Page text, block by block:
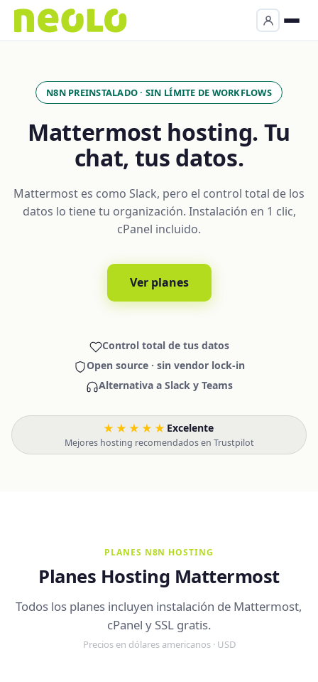
N8N PREINSTALADO · SIN LÍMITE DE WORKFLOWS
Mattermost hosting. Tu
chat, tus datos.
Mattermost es como Slack, pero el control total de los
datos lo tiene tu organización. Instalación en 1 clic,
cPanel incluido.
Ver planes
Control total de tus datos
Open source · sin vendor lock-in
Alternativa a Slack y Teams
★★★★★ Excelente·
Mejores hosting recomendados en Trustpilot
PLANES N8N HOSTING
Planes Hosting Mattermost
Todos los planes incluyen instalación de Mattermost,
cPanel y SSL gratis.
Precios en dólares americanos · USD